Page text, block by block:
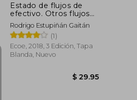
Estado de flujos de
efectivo. Otros flujos
de fondos - 3ra edición
Rodrigo Estupiñán Gaitán
(1)
Ecoe, 2018, 3 Edición, Tapa
Blanda, Nuevo